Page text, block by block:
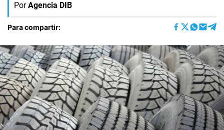
Por Agencia DIB
Para compartir: